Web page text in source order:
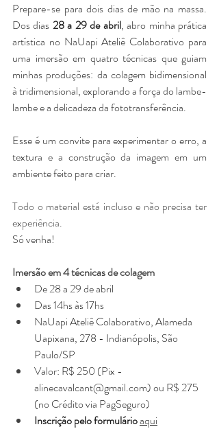
Prepare-se para dois dias de mão na massa.
Dos dias 28 a 29 de abril, abro minha prática
artística no NaUapi Ateliê Colaborativo para
uma imersão em quatro técnicas que guiam
minhas produções: da colagem bidimensional
à tridimensional, explorando a força do lambe-
lambe e a delicadeza da fototransferência.
Esse é um convite para experimentar o erro, a
textura e a construção da imagem em um
ambiente feito para criar.
Todo o material está incluso e não precisa ter
experiência.
Só venha!
Imersão em 4 técnicas de colagem
De 28 a 29 de abril
Das 14hs às 17hs
NaUapi Ateliê Colaborativo, Alameda
Uapixana, 278 - Indianópolis, São
Paulo/SP
Valor: R$ 250 (Pix -
alinecavalcant@gmail.com) ou R$ 275
(no Crédito via PagSeguro)
Inscrição pelo formulárioaqui